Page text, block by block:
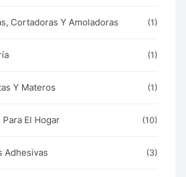
Cortadoras Y Amoladoras (1)
(1)
Y Materos (1)
El Hogar (10)
Adhesivas (3)